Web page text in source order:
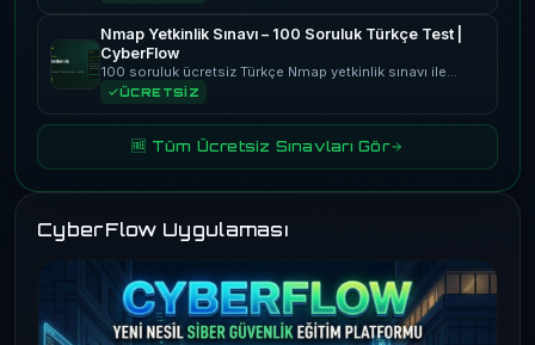
Nmap Yetkinlik Sınavı – 100 Soruluk Türkçe Test |
CyberFlow
100 soruluk ücretsiz Türkçe Nmap yetkinlik sınavı ile…
ÜCRETSİZ
🆓 Tüm Ücretsiz Sınavları Gör
CyberFlow Uygulaması